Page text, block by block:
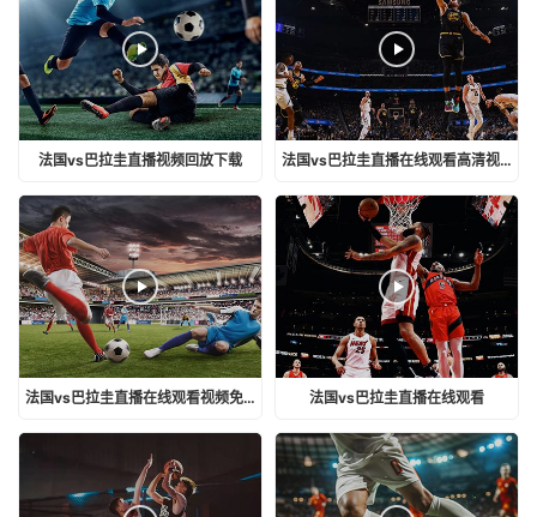
法国vs巴拉圭直播视频回放下载 法国vs巴拉圭直播在线观看高清视频
法国vs巴拉圭直播在线观看视频免费 法国vs巴拉圭直播在线观看